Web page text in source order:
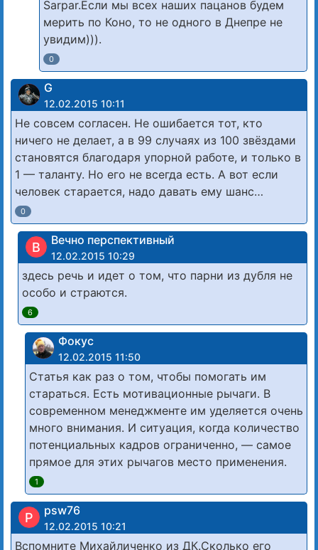
Sarpar.Если мы всех наших пацанов будем
мерить по Коно, то не одного в Днепре не
увидим))).
0
G
12.02.2015 10:11
Не совсем согласен. Не ошибается тот, кто
ничего не делает, а в 99 случаях из 100 звёздами
становятся благодаря упорной работе, и только в
1 — таланту. Но его не всегда есть. А вот если
человек старается, надо давать ему шанс…
0
В Вечно перспективный
12.02.2015 10:29
здесь речь и идет о том, что парни из дубля не
особо и страются.
6
Фокус
12.02.2015 11:50
Статья как раз о том, чтобы помогать им
стараться. Есть мотивационные рычаги. В
современном менеджменте им уделяется очень
много внимания. И ситуация, когда количество
потенциальных кадров ограниченно, — самое
прямое для этих рычагов место применения.
1
P psw76
12.02.2015 10:21
Вспомните Михайличенко из ДК.Сколько его